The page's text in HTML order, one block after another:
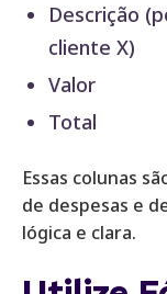
Descrição
cliente X)
Valor
Total
Essas colunas
de despesas e
lógica e clara.